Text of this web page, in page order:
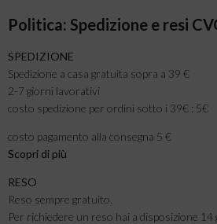
Politica: Spedizione e resi
SPEDIZIONE
Spedizione a casa gratuita sopra a 39 €
2-7 giorni lavorativi
costo spedizione per ordini sotto i 39€ : 5€
costo pagamento alla consegna 5 €
Scopri di più
RESO
Reso sempre gratuito.
Per richiedere un reso hai a disposizione